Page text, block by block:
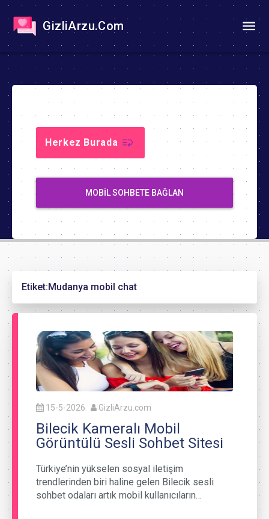
GizliArzu.Com
Herkez Burada
MOBIL SOHBETE BAĞLAN
Etiket:Mudanya mobil chat
15-5-2026 GizliArzu.com
Bilecik Kameralı Mobil
Görüntülü Sesli Sohbet Sitesi
Türkiye’nin yükselen sosyal iletişim
trendlerinden biri haline gelen Bilecik sesli
sohbet odaları artık mobil kullanıcıların…